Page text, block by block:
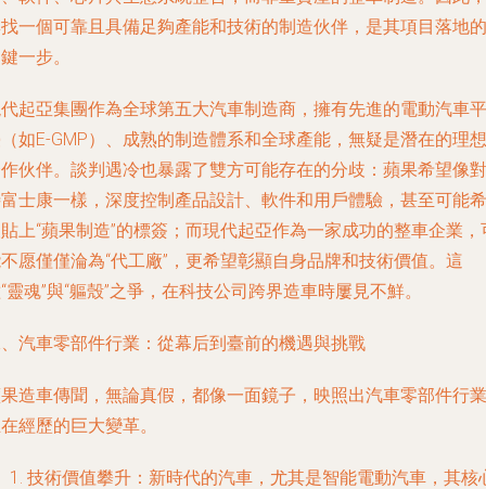
一個可靠且具備足夠產能和技術的制造伙伴，是其項目落地的
一步。
起亞集團作為全球第五大汽車制造商，擁有先進的電動汽車平
如E-GMP）、成熟的制造體系和全球產能，無疑是潛在的理想
伙伴。談判遇冷也暴露了雙方可能存在的分歧：蘋果希望像對
士康一樣，深度控制產品設計、軟件和用戶體驗，甚至可能希
上“蘋果制造”的標簽；而現代起亞作為一家成功的整車企業，
愿僅僅淪為“代工廠”，更希望彰顯自身品牌和技術價值。這
靈魂”與“軀殼”之爭，在科技公司跨界造車時屢見不鮮。
汽車零部件行業：從幕后到臺前的機遇與挑戰
造車傳聞，無論真假，都像一面鏡子，映照出汽車零部件行業
經歷的巨大變革。
技術價值攀升 ：新時代的汽車，尤其是智能電動汽車，其核